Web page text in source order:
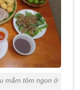
mắm tôm ngon ở